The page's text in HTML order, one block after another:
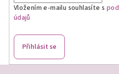
p
v
Vložením e-mailu souhlasíte s
údajů
Přihlásit se